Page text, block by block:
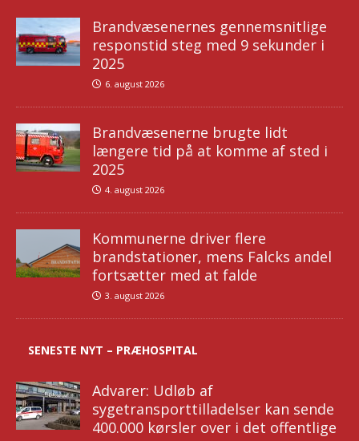
Brandvæsenernes gennemsnitlige
responstid steg med 9 sekunder i
2025
6. august 2026
Brandvæsenerne brugte lidt
længere tid på at komme af sted i
2025
4. august 2026
Kommunerne driver flere
brandstationer, mens Falcks andel
fortsætter med at falde
3. august 2026
SENESTE NYT – PRÆHOSPITAL
Advarer: Udløb af
sygetransporttilladelser kan sende
400.000 kørsler over i det offentlige